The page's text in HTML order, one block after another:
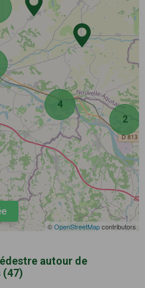
2
4
©OpenStreetMapcontributors
autour de
(47)